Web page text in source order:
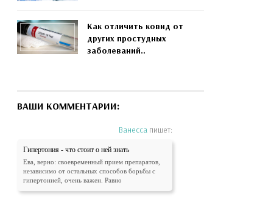
Как отличить ковид от
других простудных
заболеваний..
ВАШИ КОММЕНТАРИИ:
Ванесса пишет:
Гипертония - что стоит о ней знать
Ева, верно: своевременный прием препаратов,
независимо от остальных способов борьбы с
гипертонией, очень важен. Равно